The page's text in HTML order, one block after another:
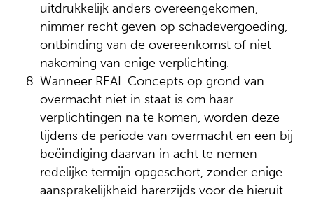
uitdrukkelijk anders overeengekomen,
nimmer recht geven op schadevergoeding,
ontbinding van de overeenkomst of niet-
nakoming van enige verplichting.
Wanneer REAL Concepts op grond van
overmacht niet in staat is om haar
verplichtingen na te komen, worden deze
tijdens de periode van overmacht en een bij
beëindiging daarvan in acht te nemen
redelijke termijn opgeschort, zonder enige
aansprakelijkheid harerzijds voor de hieruit